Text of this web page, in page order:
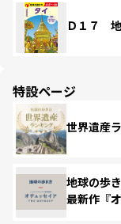
Ｄ１７
特設ページ
世界遺産
地球の歩
最新作『